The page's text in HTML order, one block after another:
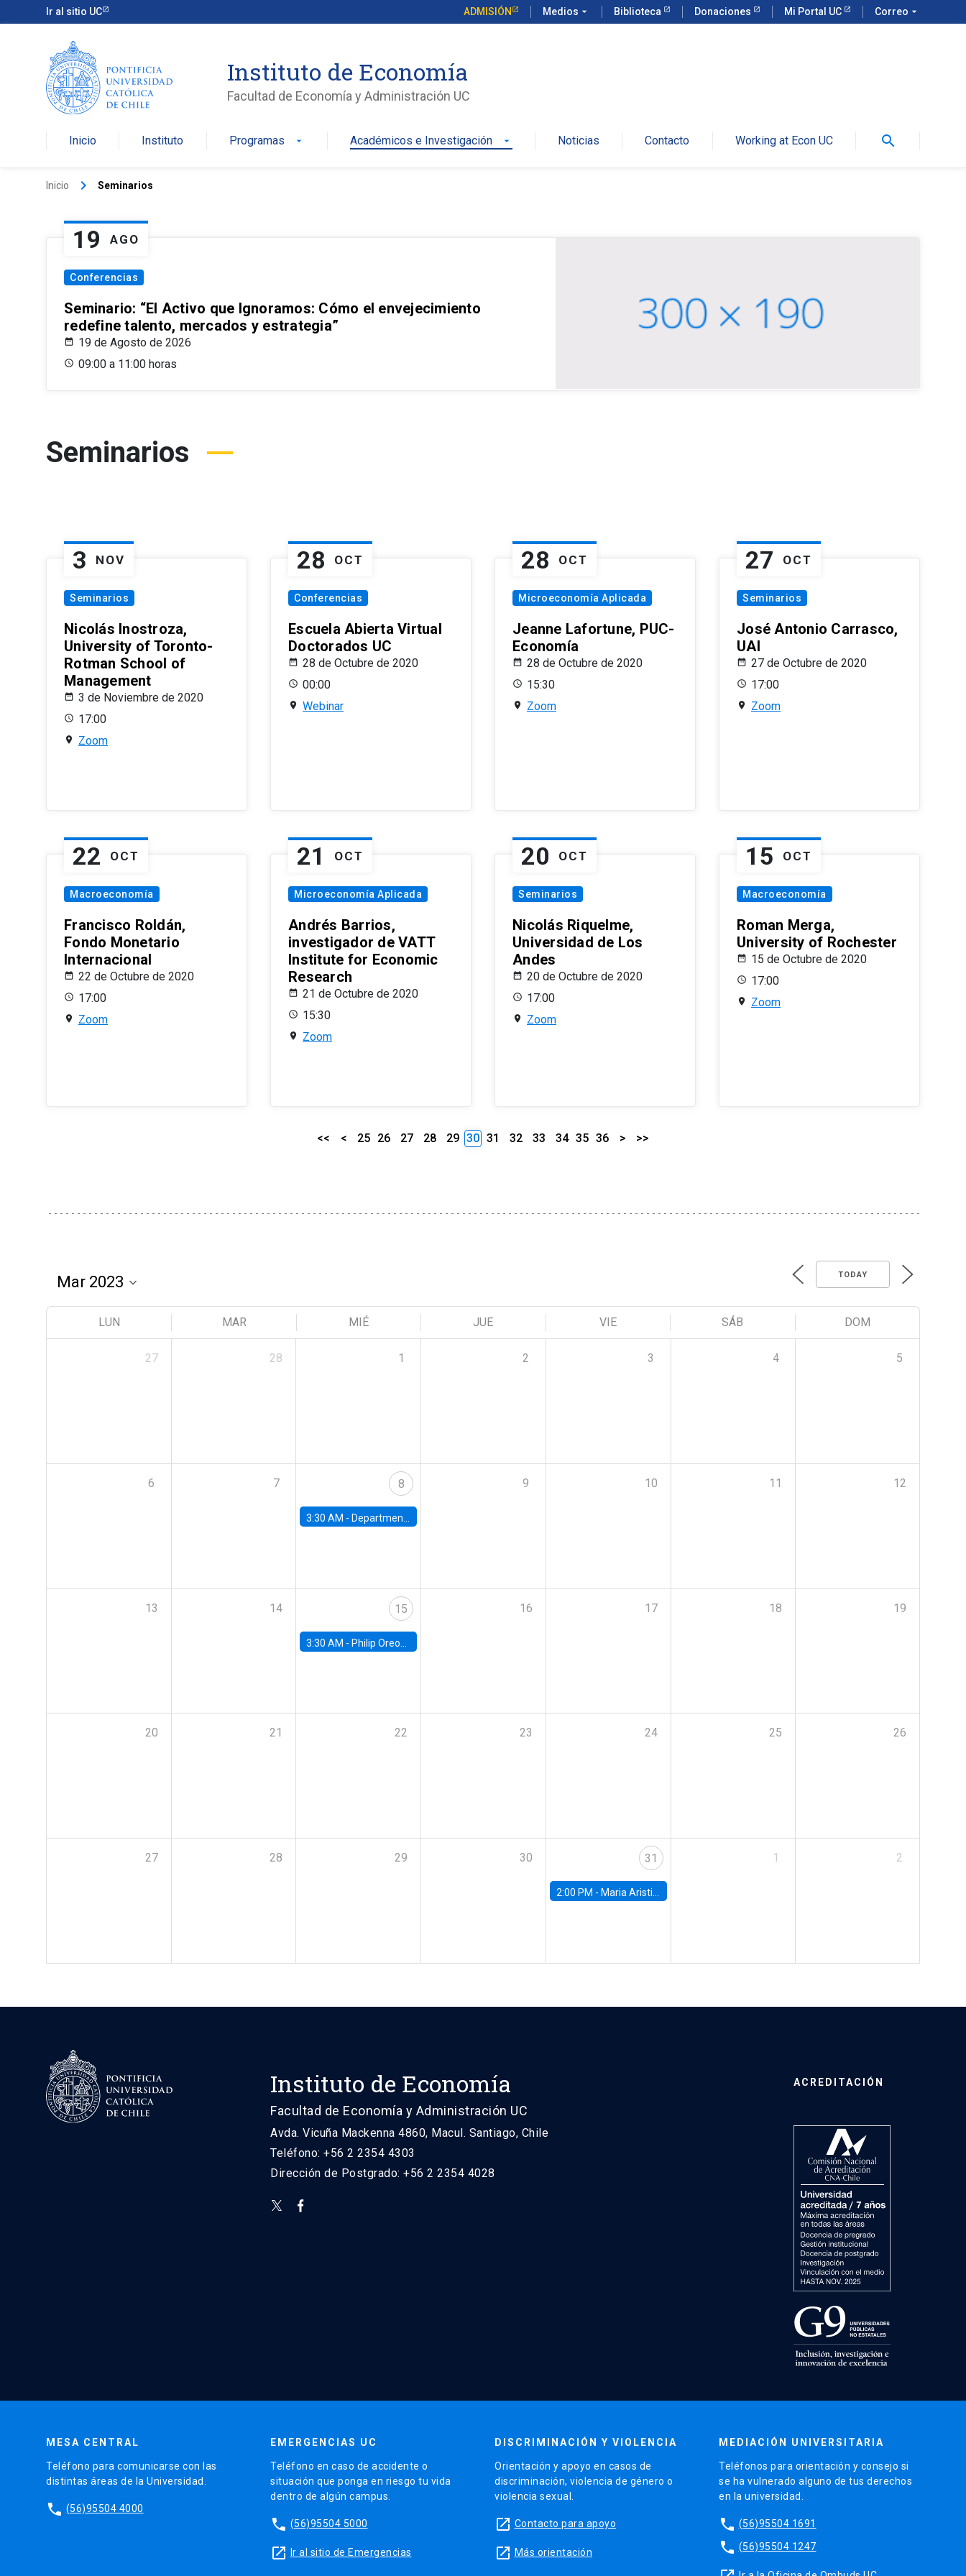
Ir al sitio UC ADMISIÓN Medios arrow_drop_down Biblioteca Donaciones Mi Portal UC Correo arrow_drop_down
Instituto de Economía
Facultad de Economía y Administración UC
Inicio Instituto Programas arrow_drop_down Académicos e Investigación arrow_drop_down Noticias Contacto Working at Econ UC search
Inicio keyboard_arrow_right Seminarios
19 AGO
Conferencias
Seminario: “El Activo que Ignoramos: Cómo el envejecimiento
redefine talento, mercados y estrategia”
19 de Agosto de 2026
09:00 a 11:00 horas
Seminarios
3 NOV
Seminarios
Nicolás Inostroza,
University of Toronto-
Rotman School of
Management
3 de Noviembre de 2020
17:00
Zoom
28 OCT
Conferencias
Escuela Abierta Virtual
Doctorados UC
28 de Octubre de 2020
00:00
Webinar
28 OCT
Microeconomía Aplicada
Jeanne Lafortune, PUC-
Economía
28 de Octubre de 2020
15:30
Zoom
27 OCT
Seminarios
José Antonio Carrasco,
UAI
27 de Octubre de 2020
17:00
Zoom
22 OCT
Macroeconomía
Francisco Roldán,
Fondo Monetario
Internacional
22 de Octubre de 2020
17:00
Zoom
21 OCT
Microeconomía Aplicada
Andrés Barrios,
investigador de VATT
Institute for Economic
Research
21 de Octubre de 2020
15:30
Zoom
20 OCT
Seminarios
Nicolás Riquelme,
Universidad de Los
Andes
20 de Octubre de 2020
17:00
Zoom
15 OCT
Macroeconomía
Roman Merga,
University of Rochester
15 de Octubre de 2020
17:00
Zoom
<< < 25 26 27 28 29 30 31 32 33 34 35 36 > >>
TODAY
LUN MAR MIÉ JUE VIE SÁB DOM
27 28 1 2 3 4 5
6 7 8
3:30 AM - Department Seminar: James Robinson
9 10 11 12
13 14 15
3:30 AM - Philip Oreopolous, University of Toronto
16 17 18 19
20 21 22 23 24 25 26
27 28 29 30 31
2:00 PM - Maria Aristizabal-Ramirez, FED Board
1 2
Instituto de Economía
Facultad de Economía y Administración UC
Avda. Vicuña Mackenna 4860, Macul. Santiago, Chile
Teléfono: +56 2 2354 4303
Dirección de Postgrado: +56 2 2354 4028
ACREDITACIÓN
MESA CENTRAL
Teléfono para comunicarse con las
distintas áreas de la Universidad.
phone (56)95504 4000
EMERGENCIAS UC
Teléfono en caso de accidente o
situación que ponga en riesgo tu vida
dentro de algún campus.
phone (56)95504 5000
launch Ir al sitio de Emergencias
DISCRIMINACIÓN Y VIOLENCIA
Orientación y apoyo en casos de
discriminación, violencia de género o
violencia sexual.
launch Contacto para apoyo
launch Más orientación
MEDIACIÓN UNIVERSITARIA
Teléfonos para orientación y consejo si
se ha vulnerado alguno de tus derechos
en la universidad.
phone (56)95504 1691
phone (56)95504 1247